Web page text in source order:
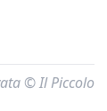
© Il Piccolo